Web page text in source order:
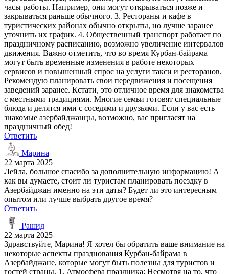
часы работы. Например, они могут открываться позже и
закрываться раньше обычного. 3. Рестораны и кафе в
туристических районах обычно открыты, но лучше заранее
уточнить их график. 4. Общественный транспорт работает по
праздничному расписанию, возможно увеличение интервалов
движения. Важно отметить, что во время Курбан-байрама
могут быть временные изменения в работе некоторых
сервисов и повышенный спрос на услуги такси и ресторанов.
Рекомендую планировать свои передвижения и посещения
заведений заранее. Кстати, это отличное время для знакомства
с местными традициями. Многие семьи готовят специальные
блюда и делятся ими с соседями и друзьями. Если у вас есть
знакомые азербайджанцы, возможно, вас пригласят на
праздничный обед!
Ответить
Марина
22 марта 2025
Лейла, большое спасибо за дополнительную информацию! А
как вы думаете, стоит ли туристам планировать поездку в
Азербайджан именно на эти даты? Будет ли это интересным
опытом или лучше выбрать другое время?
Ответить
Рашид
22 марта 2025
Здравствуйте, Марина! Я хотел бы обратить ваше внимание на
некоторые аспекты празднования Курбан-байрама в
Азербайджане, которые могут быть полезны для туристов и
гостей страны. 1. Атмосфера праздника: Несмотря на то, что